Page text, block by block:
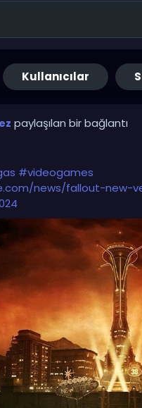
Kullanıcılar
paylaşılan bir bağlantı
#videogames
news/fallout-new-